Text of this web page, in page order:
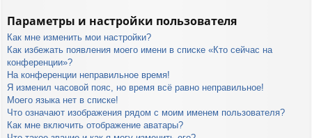
Параметры и настройки пользователя
Как мне изменить мои настройки?
Как избежать появления моего имени в списке «Кто сейчас на
конференции»?
На конференции неправильное время!
Я изменил часовой пояс, но время всё равно неправильное!
Моего языка нет в списке!
Что означают изображения рядом с моим именем пользователя?
Как мне включить отображение аватары?